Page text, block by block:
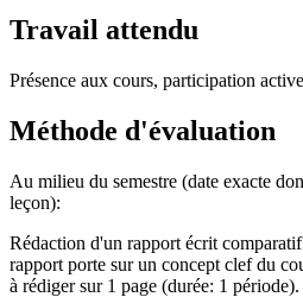
Travail attendu
Présence aux cours, participation
Méthode d'évaluation
Au milieu du semestre (date exacte
leçon):
Rédaction d'un rapport écrit
rapport porte sur un concept clef du
à rédiger sur 1 page (durée: 1 période).